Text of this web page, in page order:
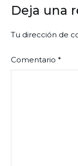
Deja una
Tu dirección de
Comentario *